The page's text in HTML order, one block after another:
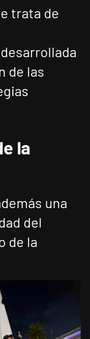
trata de
de las
la
una
del
de la